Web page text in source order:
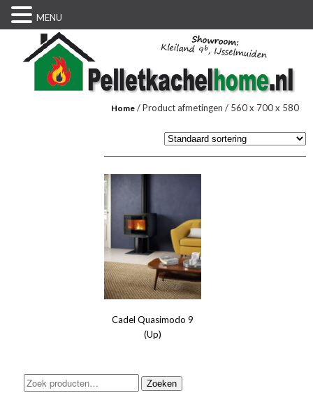
Home / Product afmetingen / 560 x 700 x 580
Cadel Quasimodo 9
(Up)
Zoeken
Zoeken
MENU